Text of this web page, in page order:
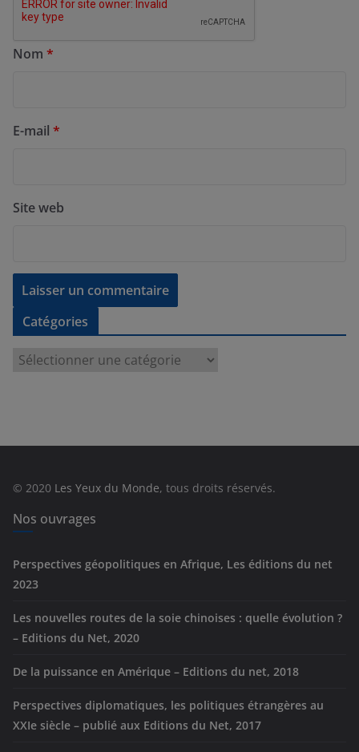
Nom *
E-mail *
Site web
Catégories
e
© 2020 Les Yeux du Monde, tous droits réservés.
Nos ouvrages
Perspectives géopolitiques en Afrique, Les éditions du net
2023
Les nouvelles routes de la soie chinoises : quelle évolution ?
– Editions du Net, 2020
De la puissance en Amérique – Editions du net, 2018
Perspectives diplomatiques, les politiques étrangères au
XXIe siècle – publié aux Editions du Net, 2017